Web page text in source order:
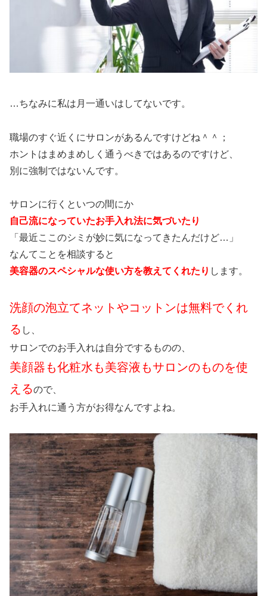
…ちなみに私は月一通いはしてないです。
職場のすぐ近くにサロンがあるんですけどね＾＾；
ホントはまめまめしく通うべきではあるのですけど、
別に強制ではないんです。
サロンに行くといつの間にか
自己流になっていたお手入れ法に気づいたり
「最近ここのシミが妙に気になってきたんだけど…」
なんてことを相談すると
美容器のスペシャルな使い方を教えてくれたり します。
洗顔の泡立てネットやコットンは無料でくれ
る し、
サロンでのお手入れは自分でするものの、
美顔器も化粧水も美容液もサロンのものを使
えるので、
お手入れに通う方がお得なんですよね。